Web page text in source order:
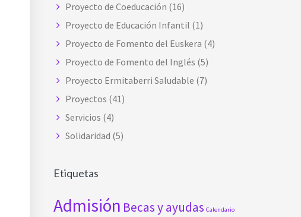
Proyecto de Coeducación (16)
Proyecto de Educación Infantil (1)
Proyecto de Fomento del Euskera (4)
Proyecto de Fomento del Inglés (5)
Proyecto Ermitaberri Saludable (7)
Proyectos (41)
Servicios (4)
Solidaridad (5)
Etiquetas
Admisión Becas y ayudas Calendario